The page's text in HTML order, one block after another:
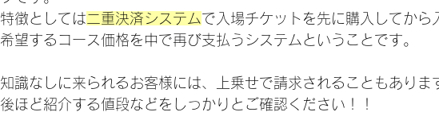
特徴としては二重決済システムで入場チケットを先に購入してから
希望するコース価格を中で再び支払うシステムということです。
知識なしに来られるお客様には、上乗せで請求されることもありま
後ほど紹介する値段などをしっかりとご確認ください！！